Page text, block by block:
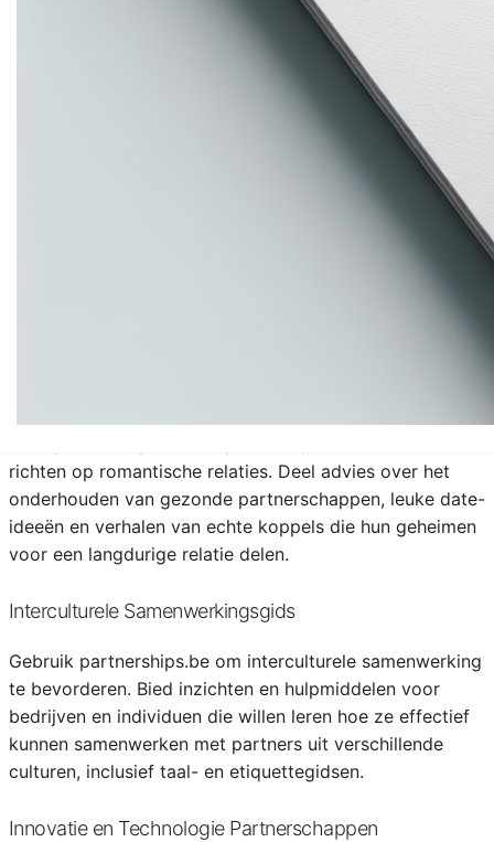
samenwerkingsmogelijkheden. Deel inspirerende
succesverhalen, tips voor het opbouwen van sterke
partnerschappen en een forum waar bedrijven elkaar
kunnen vinden en ideeën kunnen uitwisselen.
Transformeer partnerships.be in een platform waar non-
profitorganisaties elkaar kunnen vinden en samenwerken
richten op romantische relaties. Deel advies over het
onderhouden van gezonde partnerschappen, leuke date-
ideeën en verhalen van echte koppels die hun geheimen
voor een langdurige relatie delen.
Interculturele Samenwerkingsgids
Gebruik partnerships.be om interculturele samenwerking
te bevorderen. Bied inzichten en hulpmiddelen voor
bedrijven en individuen die willen leren hoe ze effectief
kunnen samenwerken met partners uit verschillende
culturen, inclusief taal- en etiquettegidsen.
Innovatie en Technologie Partnerschappen